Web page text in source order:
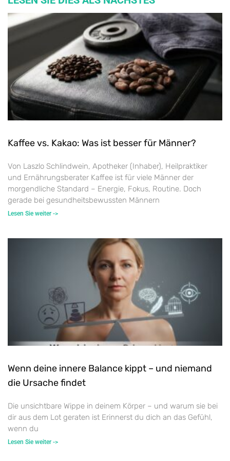
Kaffee vs. Kakao: Was ist besser für Männer?
Von Laszlo Schlindwein, Apotheker (Inhaber), Heilpraktiker
und Ernährungsberater Kaffee ist für viele Männer der
morgendliche Standard – Energie, Fokus, Routine. Doch
gerade bei gesundheitsbewussten Männern
Lesen Sie weiter ->
Wenn deine innere Balance kippt – und niemand
die Ursache findet
Die unsichtbare Wippe in deinem Körper – und warum sie bei
dir aus dem Lot geraten ist Erinnerst du dich an das Gefühl,
wenn du
Lesen Sie weiter ->